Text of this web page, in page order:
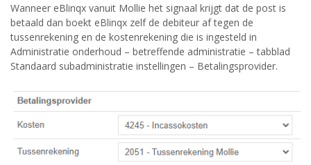
Wanneer eBlinqx vanuit Mollie het signaal krijgt dat de post is
betaald dan boekt eBlinqx zelf de debiteur af tegen de
tussenrekening en de kostenrekening die is ingesteld in
Administratie onderhoud – betreffende administratie – tabblad
Standaard subadministratie instellingen – Betalingsprovider.